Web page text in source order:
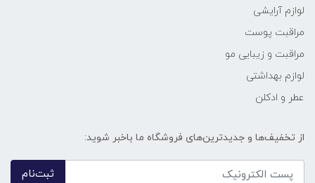
لوازم آرایشی
مراقبت پوست
مراقبت و زیبایی مو
لوازم بهداشتی
عطر و ادکلن
از تخفیف‌ها و جدیدترین‌های فروشگاه ما باخبر شوید:
ثبت‌نام